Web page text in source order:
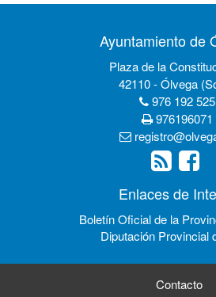
Ayuntamiento de
Plaza de la
42110 - Ólvega
976 192 525
976196071
Enlaces de
Boletín Oficial de la
Diputación Provincial
Contacto